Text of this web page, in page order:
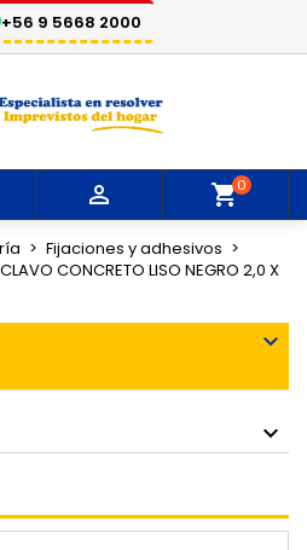
+56 9 5668 2000
 0
Fijaciones y adhesivos
CLAVO CONCRETO LISO NEGRO 2,0 X
×
deseos ×
×
guardar productos en su
Iniciar sesión